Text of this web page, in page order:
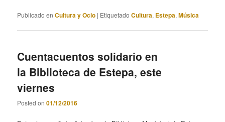
Publicado en Cultura y Ocio | Etiquetado Cultura, Estepa,Música
Cuentacuentos solidario en
la Biblioteca de Estepa, este
viernes
Posted on01/12/2016